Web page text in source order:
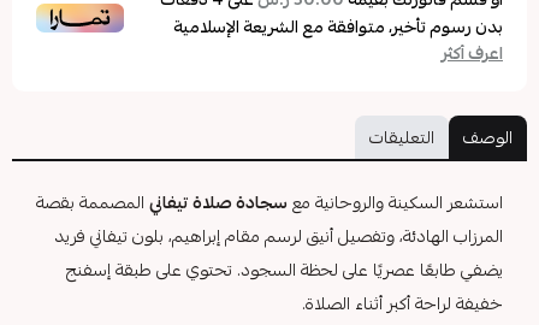
بدون رسوم تأخير، متوافقة مع الشريعة الإسلامية
اعرف أكثر
الوصف التعليقات
استشعر السكينة والروحانية معسجادة صلاة تيفانيالمصممة بقصة
المرزاب الهادئة، وتفصيل أنيق لرسم مقام إبراهيم، بلون تيفاني فريد
يضفي طابعًا عصريًا على لحظة السجود. تحتوي على طبقة إسفنج
خفيفة لراحة أكبر أثناء الصلاة.